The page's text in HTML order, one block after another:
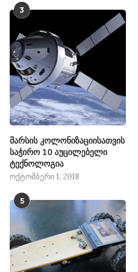
3
მარსის კოლონიზაციისათვის
საჭირო 10 აუცილებელი
ტექნოლოგია
ოქტომბერი 1, 2018
5